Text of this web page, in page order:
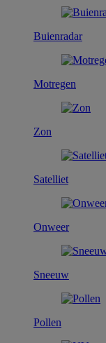
Buienradar
Motregen
Zon
Satelliet
Onweer
Sneeuw
Pollen